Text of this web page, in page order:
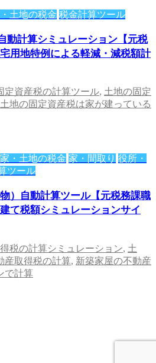
土地の税金 税金計算ツール
動計算シミュレーション【元税
用地特例による軽減・減税額計
定資産税の計算ツール, 土地の固定
土地の固定資産税は家が建っている
家・土地の税金 家・間取り 役所・
ツール
）自動計算ツール【元税務課職
て税額シミュレーションサイ
税の計算シミュレーション, 土
産取得税の計算, 新築家屋の不動産
で計算